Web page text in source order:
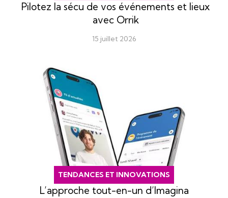
Pilotez la sécu de vos événements et lieux
avec Orrik
15 juillet 2026
TENDANCES ET INNOVATIONS
L’approche tout-en-un d’Imagina